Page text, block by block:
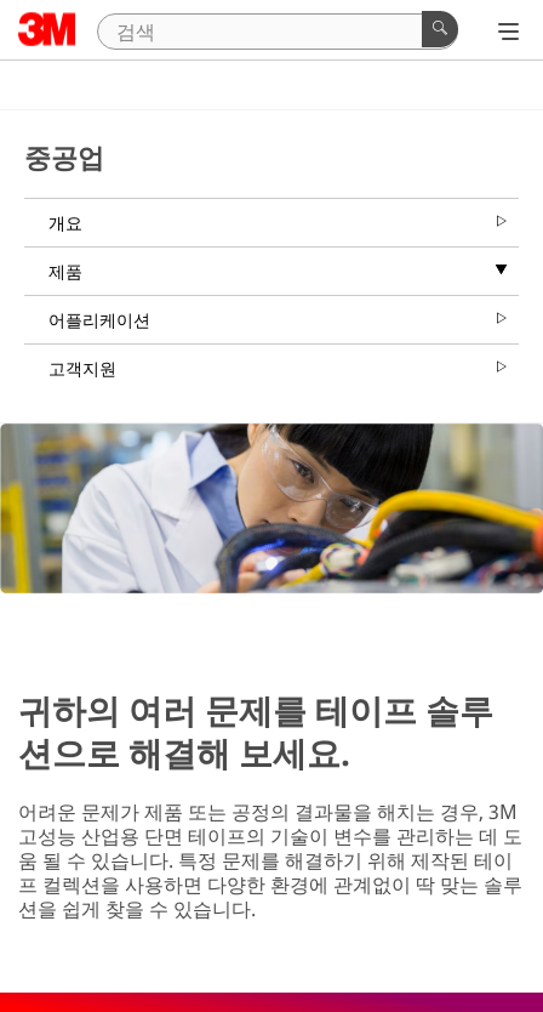
Close
중공업
개요
제품
어플리케이션
고객지원
귀하의 여러 문제를 테이프 솔루
션으로 해결해 보세요.
어려운 문제가 제품 또는 공정의 결과물을 해치는 경우, 3M
고성능 산업용 단면 테이프의 기술이 변수를 관리하는 데 도
움 될 수 있습니다. 특정 문제를 해결하기 위해 제작된 테이
프 컬렉션을 사용하면 다양한 환경에 관계없이 딱 맞는 솔루
션을 쉽게 찾을 수 있습니다.